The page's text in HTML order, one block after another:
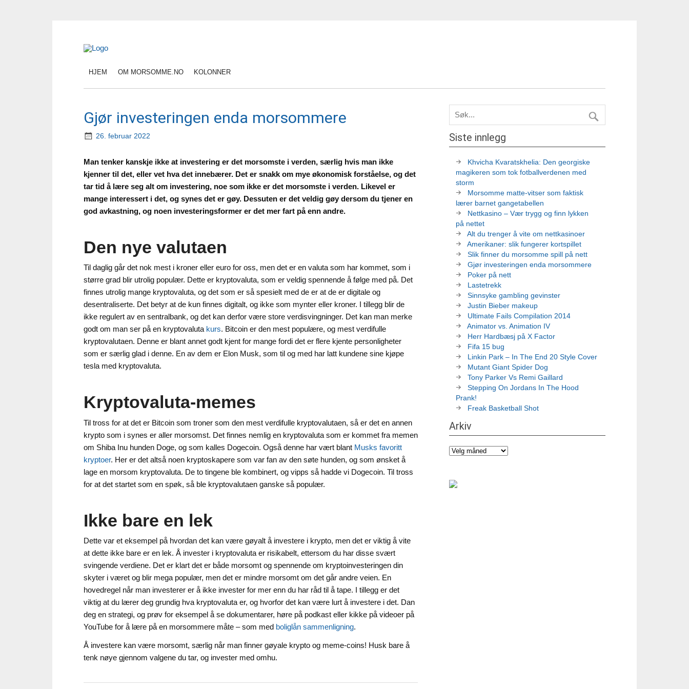
HJEM OM MORSOMME.NO KOLONNER
Gjør investeringen enda morsommere
26. februar 2022
Man tenker kanskje ikke at investering er det morsomste i verden, særlig hvis man ikke
kjenner til det, eller vet hva det innebærer. Det er snakk om mye økonomisk forståelse, og det
tar tid å lære seg alt om investering, noe som ikke er det morsomste i verden. Likevel er
mange interessert i det, og synes det er gøy. Dessuten er det veldig gøy dersom du tjener en
god avkastning, og noen investeringsformer er det mer fart på enn andre.
Den nye valutaen
Til daglig går det nok mest i kroner eller euro for oss, men det er en valuta som har kommet, som i
større grad blir utrolig populær. Dette er kryptovaluta, som er veldig spennende å følge med på. Det
finnes utrolig mange kryptovaluta, og det som er så spesielt med de er at de er digitale og
desentraliserte. Det betyr at de kun finnes digitalt, og ikke som mynter eller kroner. I tillegg blir de
ikke regulert av en sentralbank, og det kan derfor være store verdisvingninger. Det kan man merke
godt om man ser på en kryptovaluta kurs. Bitcoin er den mest populære, og mest verdifulle
kryptovalutaen. Denne er blant annet godt kjent for mange fordi det er flere kjente personligheter
som er særlig glad i denne. En av dem er Elon Musk, som til og med har latt kundene sine kjøpe
tesla med kryptovaluta.
Kryptovaluta-memes
Til tross for at det er Bitcoin som troner som den mest verdifulle kryptovalutaen, så er det en annen
krypto som i synes er aller morsomst. Det finnes nemlig en kryptovaluta som er kommet fra memen
om Shiba Inu hunden Doge, og som kalles Dogecoin. Også denne har vært blant Musks favoritt
kryptoer. Her er det altså noen kryptoskapere som var fan av den søte hunden, og som ønsket å
lage en morsom kryptovaluta. De to tingene ble kombinert, og vipps så hadde vi Dogecoin. Til tross
for at det startet som en spøk, så ble kryptovalutaen ganske så populær.
Ikke bare en lek
Dette var et eksempel på hvordan det kan være gøyalt å investere i krypto, men det er viktig å vite
at dette ikke bare er en lek. Å invester i kryptovaluta er risikabelt, ettersom du har disse svært
svingende verdiene. Det er klart det er både morsomt og spennende om kryptoinvesteringen din
skyter i været og blir mega populær, men det er mindre morsomt om det går andre veien. En
hovedregel når man investerer er å ikke invester for mer enn du har råd til å tape. I tillegg er det
viktig at du lærer deg grundig hva kryptovaluta er, og hvorfor det kan være lurt å investere i det. Dan
deg en strategi, og prøv for eksempel å se dokumentarer, høre på podkast eller kikke på videoer på
YouTube for å lære på en morsommere måte – som med boliglån sammenligning.
Å investere kan være morsomt, særlig når man finner gøyale krypto og meme-coins! Husk bare å
tenk nøye gjennom valgene du tar, og invester med omhu.
Siste innlegg
Khvicha Kvaratskhelia: Den georgiske
magikeren som tok fotballverdenen med
storm
Morsomme matte-vitser som faktisk
lærer barnet gangetabellen
Nettkasino – Vær trygg og finn lykken
på nettet
Alt du trenger å vite om nettkasinoer
Amerikaner: slik fungerer kortspillet
Slik finner du morsomme spill på nett
Gjør investeringen enda morsommere
Poker på nett
Lastetrekk
Sinnsyke gambling gevinster
Justin Bieber makeup
Ultimate Fails Compilation 2014
Animator vs. Animation IV
Herr Hardbæsj på X Factor
Fifa 15 bug
Linkin Park – In The End 20 Style Cover
Mutant Giant Spider Dog
Tony Parker Vs Remi Gaillard
Stepping On Jordans In The Hood
Prank!
Freak Basketball Shot
Arkiv
Arkiv